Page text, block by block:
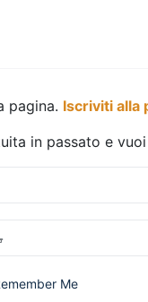
pagina. Iscriviti alla
in passato e
Me